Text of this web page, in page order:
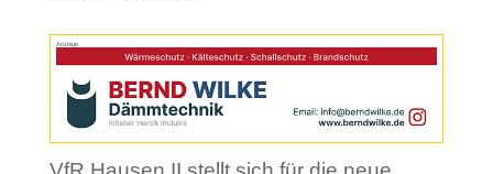
Anzeige